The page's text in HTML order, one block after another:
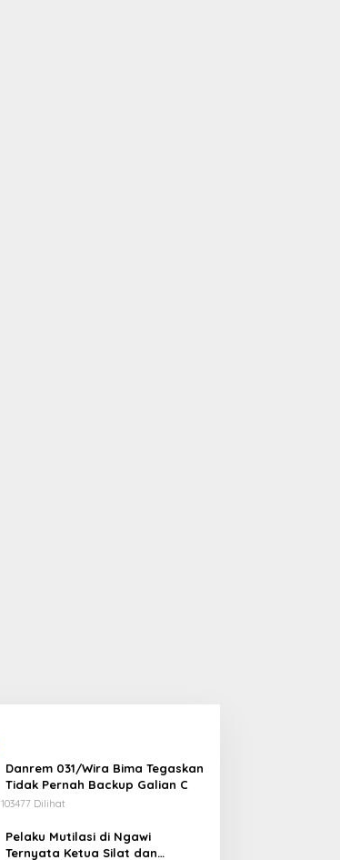
Danrem 031/Wira Bima Tegaskan
Tidak Pernah Backup Galian C
103477 Dilihat
Pelaku Mutilasi di Ngawi
Ternyata Ketua Silat dan